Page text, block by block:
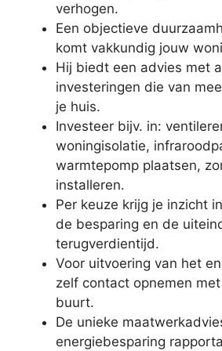
verhogen.
Een objectieve
komt vakkundig jouw
Hij biedt een advies met
investeringen die van
je huis.
Investeer bijv. in:
woningisolatie,
warmtepomp plaatsen,
installeren.
Per keuze krijg je inzicht
de besparing en de
terugverdientijd.
Voor uitvoering van het
zelf contact opnemen
buurt.
De unieke
energiebesparing